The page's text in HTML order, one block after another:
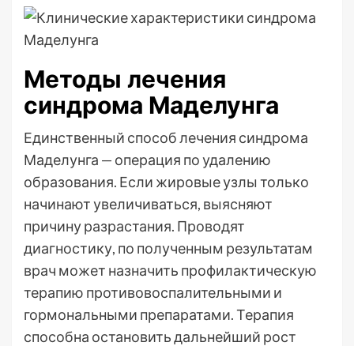
Методы лечения
синдрома Маделунга
Единственный способ лечения синдрома
Маделунга — операция по удалению
образования. Если жировые узлы только
начинают увеличиваться, выясняют
причину разрастания. Проводят
диагностику, по полученным результатам
врач может назначить профилактическую
терапию противовоспалительными и
гормональными препаратами. Терапия
способна остановить дальнейший рост